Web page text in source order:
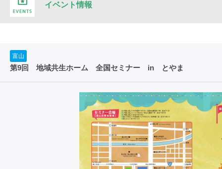
イベント情報
富山
第9回 地域共生ホーム 全国セミナー in とやま こ